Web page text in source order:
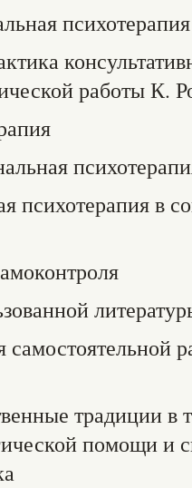
работы К.
психотерапия в
самостоятельной
традиции в
помощи и